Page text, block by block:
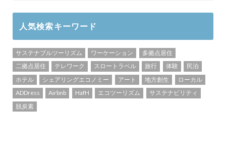
人気検索キーワード
サステナブルツーリズム ワーケーション
多拠点居住
二拠点居住
テレワーク スロートラベル 旅行 体験
民泊
ホテル
シェアリングエコノミー アート 地方創生
ローカル
ADDress
Airbnb HafH エコツーリズム
サステナビリティ
脱炭素